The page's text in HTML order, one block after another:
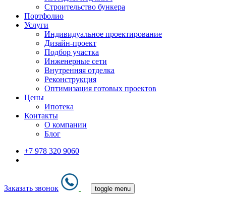
Строительство бункера
Портфолио
Услуги
Индивидуальное проектирование
Дизайн-проект
Подбор участка
Инженерные сети
Внутренняя отделка
Реконструкция
Оптимизация готовых проектов
Цены
Ипотека
Контакты
О компании
Блог
+7 978 320 9060
Заказать звонок toggle menu